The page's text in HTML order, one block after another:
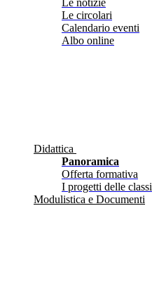
Le notizie
Le circolari
Calendario eventi
Albo online
Didattica
Panoramica
Offerta formativa
I progetti delle classi
Modulistica e Documenti